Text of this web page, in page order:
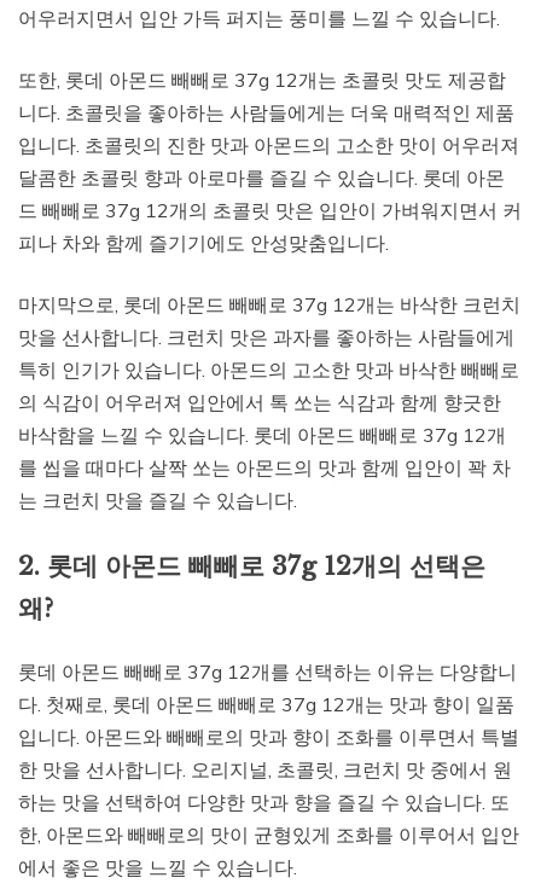
어우러지면서 입안 가득 퍼지는 풍미를 느낄 수 있습니다.
또한, 롯데 아몬드 빼빼로 37g 12개는 초콜릿 맛도 제공합
니다. 초콜릿을 좋아하는 사람들에게는 더욱 매력적인 제품
입니다. 초콜릿의 진한 맛과 아몬드의 고소한 맛이 어우러져
달콤한 초콜릿 향과 아로마를 즐길 수 있습니다. 롯데 아몬
드 빼빼로 37g 12개의 초콜릿 맛은 입안이 가벼워지면서 커
피나 차와 함께 즐기기에도 안성맞춤입니다.
마지막으로, 롯데 아몬드 빼빼로 37g 12개는 바삭한 크런치
맛을 선사합니다. 크런치 맛은 과자를 좋아하는 사람들에게
특히 인기가 있습니다. 아몬드의 고소한 맛과 바삭한 빼빼로
의 식감이 어우러져 입안에서 톡 쏘는 식감과 함께 향긋한
바삭함을 느낄 수 있습니다. 롯데 아몬드 빼빼로 37g 12개
를 씹을 때마다 살짝 쏘는 아몬드의 맛과 함께 입안이 꽉 차
는 크런치 맛을 즐길 수 있습니다.
2. 롯데 아몬드 빼빼로 37g 12개의 선택은
왜?
롯데 아몬드 빼빼로 37g 12개를 선택하는 이유는 다양합니
다. 첫째로, 롯데 아몬드 빼빼로 37g 12개는 맛과 향이 일품
입니다. 아몬드와 빼빼로의 맛과 향이 조화를 이루면서 특별
한 맛을 선사합니다. 오리지널, 초콜릿, 크런치 맛 중에서 원
하는 맛을 선택하여 다양한 맛과 향을 즐길 수 있습니다. 또
한, 아몬드와 빼빼로의 맛이 균형있게 조화를 이루어서 입안
에서 좋은 맛을 느낄 수 있습니다.